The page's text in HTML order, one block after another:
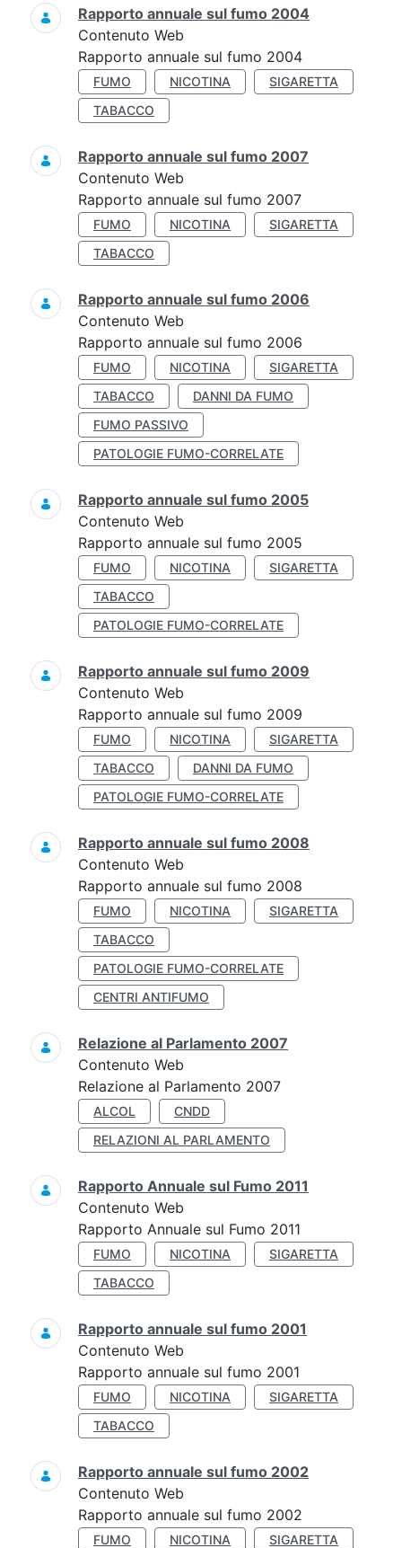
Rapporto annuale sul fumo 2004
Contenuto Web
Rapporto annuale sul fumo 2004
FUMO NICOTINA
SIGARETTA
TABACCO
Rapporto annuale sul fumo 2007
Contenuto Web
Rapporto annuale sul fumo 2007
FUMO NICOTINA
SIGARETTA
TABACCO
Rapporto annuale sul fumo 2006
Contenuto Web
Rapporto annuale sul fumo 2006
FUMO NICOTINA
SIGARETTA
TABACCO
DANNI DA FUMO
FUMO PASSIVO
PATOLOGIE FUMO-CORRELATE
Rapporto annuale sul fumo 2005
Contenuto Web
Rapporto annuale sul fumo 2005
FUMO NICOTINA
SIGARETTA
TABACCO
PATOLOGIE FUMO-CORRELATE
Rapporto annuale sul fumo 2009
Contenuto Web
Rapporto annuale sul fumo 2009
FUMO NICOTINA
SIGARETTA
TABACCO
DANNI DA FUMO
PATOLOGIE FUMO-CORRELATE
Rapporto annuale sul fumo 2008
Contenuto Web
Rapporto annuale sul fumo 2008
FUMO NICOTINA
SIGARETTA
TABACCO
PATOLOGIE FUMO-CORRELATE
CENTRI ANTIFUMO
Relazione al Parlamento 2007
Contenuto Web
Relazione al Parlamento 2007
ALCOL
CNDD
RELAZIONI AL PARLAMENTO
Rapporto Annuale sul Fumo 2011
Contenuto Web
Rapporto Annuale sul Fumo 2011
FUMO NICOTINA
SIGARETTA
TABACCO
Rapporto annuale sul fumo 2001
Contenuto Web
Rapporto annuale sul fumo 2001
FUMO NICOTINA
SIGARETTA
TABACCO
Rapporto annuale sul fumo 2002
Contenuto Web
Rapporto annuale sul fumo 2002
FUMO NICOTINA
SIGARETTA